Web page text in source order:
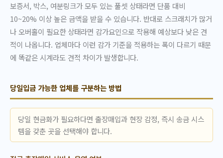
보증서, 박스, 여분링크가 모두 있는 풀셋 상태라면 단품 대비
10~20% 이상 높은 금액을 받을 수 있습니다. 반대로 스크래치가 많거
나 오버홀이 필요한 상태라면 감가요인으로 작용해 예상보다 낮은 견
적이 나옵니다. 업체마다 이런 감가 기준을 적용하는 폭이 다르기 때문
에 똑같은 시계라도 견적 차이가 발생합니다.
당일입금 가능한 업체를 구분하는 방법
당일 현금화가 필요하다면 출장매입과 현장 감정, 즉시 송금 시스
템을 갖춘 곳을 선택해야 합니다.